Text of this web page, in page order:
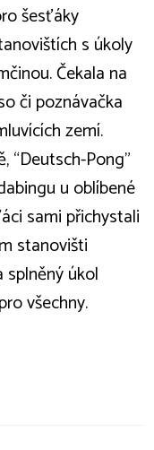
šesťáky
s úkoly
Čekala na
či poznávačka
zemí.
“Deutsch-Pong”
u oblíbené
sami přichystali
stanovišti
úkol
všechny.